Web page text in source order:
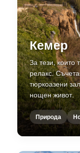
Кемер
За тези,
релакс.
тюркоазени
нощен живот.
Природа